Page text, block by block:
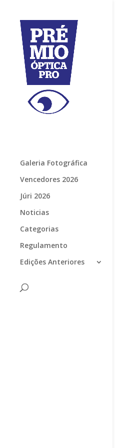
Galeria Fotográfica
Vencedores 2026
Júri 2026
Noticias
Categorias
Regulamento
Edições Anteriores